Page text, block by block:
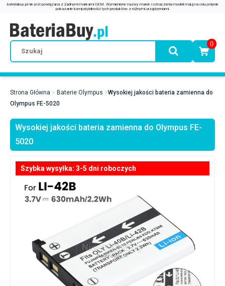
0
Strona Główna Baterie Olympus
Wysokiej jakości bateria zamienna do
Olympus FE-5020
Wysokiej jakości bateria zamienna do Olympus FE-
5020
Szybka wysyłka: 3-5 dni roboczych